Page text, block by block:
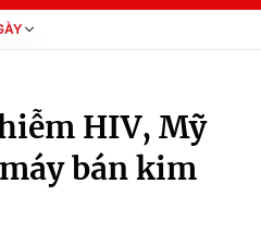
HIV, Mỹ
bán kim